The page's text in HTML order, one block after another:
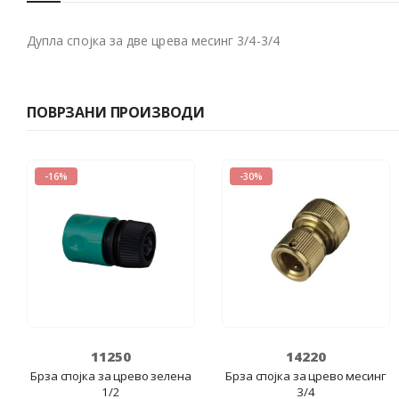
Дупла спојка за две црева месинг 3/4-3/4
ПОВРЗАНИ ПРОИЗВОДИ
-16%
11250
Брза спојка за црево зелена
1/2
-30%
14220
Брза спојка за црево месинг
3/4